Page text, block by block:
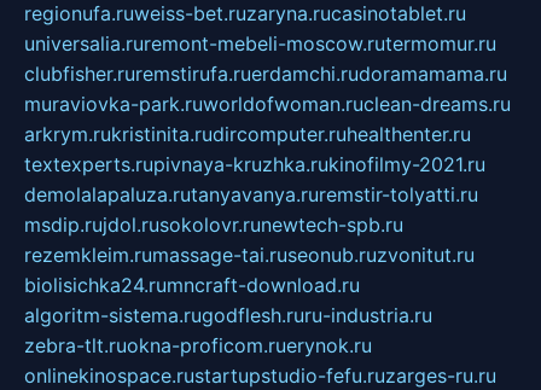
regionufa.ruweiss-bet.ruzaryna.rucasinotablet.ru
universalia.ruremont-mebeli-moscow.rutermomur.ru
clubfisher.ruremstirufa.ruerdamchi.rudoramamama.ru
muraviovka-park.ruworldofwoman.ruclean-dreams.ru
arkrym.rukristinita.rudircomputer.ruhealthenter.ru
textexperts.rupivnaya-kruzhka.rukinofilmy-2021.ru
demolalapaluza.rutanyavanya.ruremstir-tolyatti.ru
msdip.rujdol.rusokolovr.runewtech-spb.ru
rezemkleim.rumassage-tai.ruseonub.ruzvonitut.ru
biolisichka24.rumncraft-download.ru
algoritm-sistema.rugodflesh.ruru-industria.ru
zebra-tlt.ruokna-proficom.ruerynok.ru
onlinekinospace.rustartupstudio-fefu.ruzarges-ru.ru